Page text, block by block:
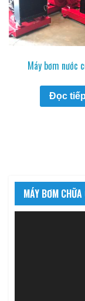
Máy bơm nước
Đọc tiếp
MÁY BƠM